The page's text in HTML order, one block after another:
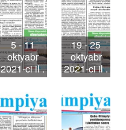
5 - 11
oktyabr
2021-ci il .
19 - 25
oktyabr
2021-ci il .